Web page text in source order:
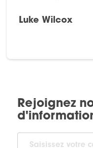
Luke Wilcox
Rejoignez